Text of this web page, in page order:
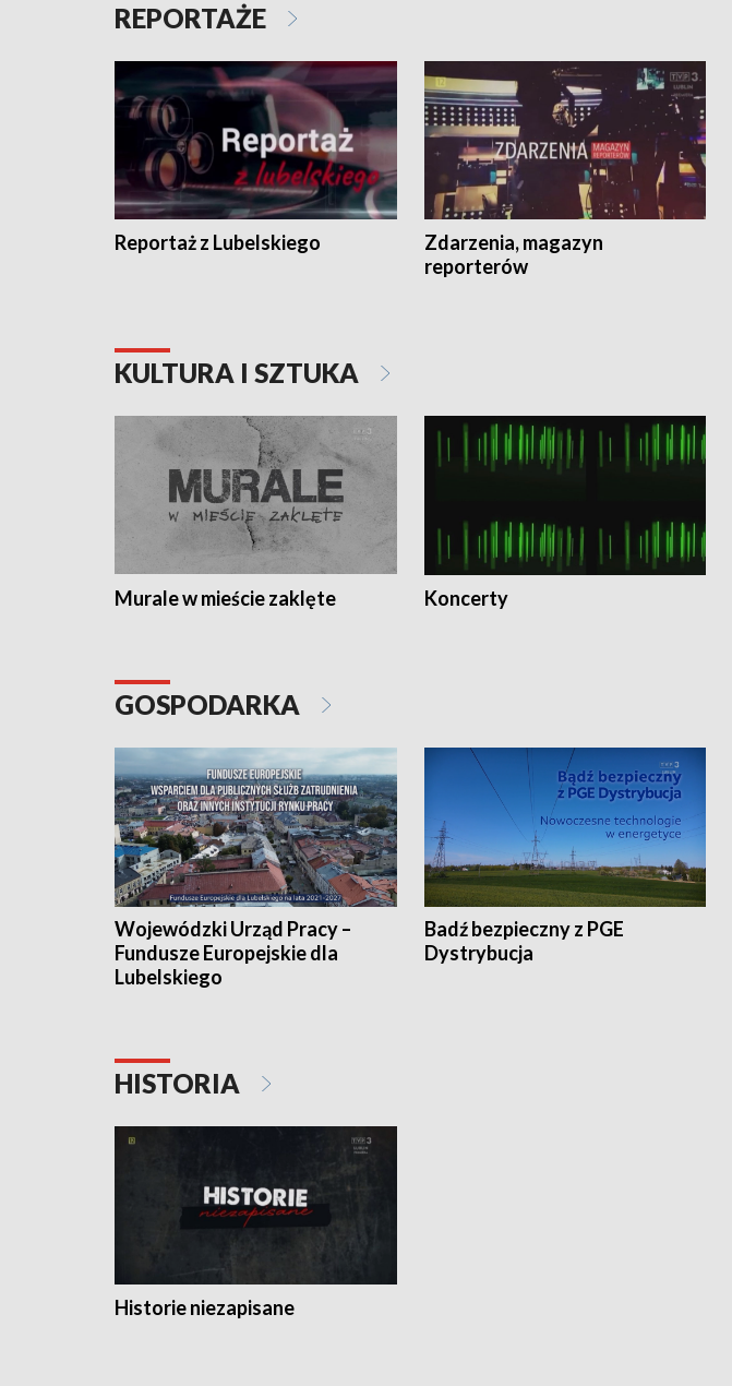
REPORTAŻE
Reportaż z Lubelskiego
Zdarzenia, magazyn
reporterów
KULTURA I SZTUKA
Murale w mieście zaklęte Koncerty
GOSPODARKA
Wojewódzki Urząd Pracy –
Fundusze Europejskie dla
Lubelskiego
Badź bezpieczny z PGE
Dystrybucja
HISTORIA
Historie niezapisane